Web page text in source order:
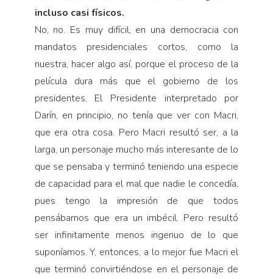
incluso casi físicos.
No, no. Es muy difícil, en una democracia con
mandatos presidenciales cortos, como la
nuestra, hacer algo así, porque el proceso de la
película dura más que el gobierno de los
presidentes. El Presidente interpretado por
Darín, en principio, no tenía que ver con Macri,
que era otra cosa. Pero Macri resultó ser, a la
larga, un personaje mucho más interesante de lo
que se pensaba y terminó teniendo una especie
de capacidad para el mal que nadie le concedía,
pues tengo la impresión de que todos
pensábamos que era un imbécil. Pero resultó
ser infinitamente menos ingenuo de lo que
suponíamos. Y, entonces, a lo mejor fue Macri el
que terminó convirtiéndose en el personaje de